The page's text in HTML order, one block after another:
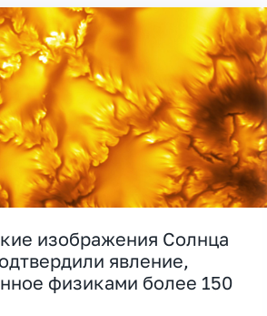
изображения Солнца
явление,
физиками более 150